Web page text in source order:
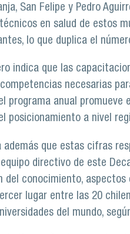
San Felipe y Pedro
en salud de estos
lo que duplica el
indica que las
necesarias
programa anual
posicionamiento a nivel
además que estas cifras
directivo de este
del conocimiento,
lugar entre las 20
del mundo,